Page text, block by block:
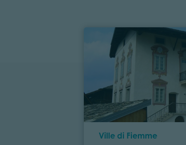
Location
Ville di Fiemme